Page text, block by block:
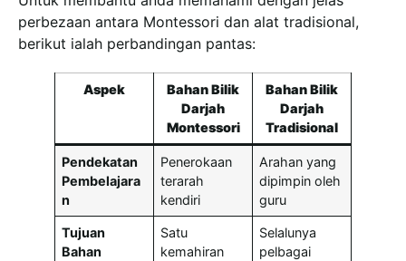
perbezaan antara Montessori dan alat tradisional,
berikut ialah perbandingan pantas:
Aspek
Bahan Bilik
Darjah
Montessori
Bahan Bilik
Darjah
Tradisional
Pendekatan
Pembelajara
n
Penerokaan
terarah
kendiri
Arahan yang
dipimpin oleh
guru
Tujuan
Bahan
Satu
kemahiran
Selalunya
pelbagai